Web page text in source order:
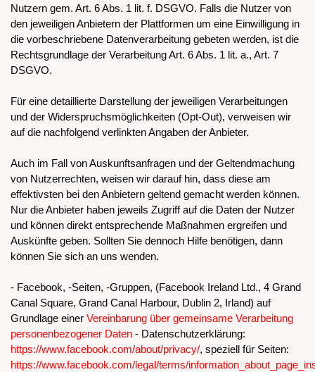
Nutzern gem. Art. 6 Abs. 1 lit. f. DSGVO. Falls die Nutzer von
den jeweiligen Anbietern der Plattformen um eine Einwilligung in
die vorbeschriebene Datenverarbeitung gebeten werden, ist die
Rechtsgrundlage der Verarbeitung Art. 6 Abs. 1 lit. a., Art. 7
DSGVO.
Für eine detaillierte Darstellung der jeweiligen Verarbeitungen
und der Widerspruchsmöglichkeiten (Opt-Out), verweisen wir
auf die nachfolgend verlinkten Angaben der Anbieter.
Auch im Fall von Auskunftsanfragen und der Geltendmachung
von Nutzerrechten, weisen wir darauf hin, dass diese am
effektivsten bei den Anbietern geltend gemacht werden können.
Nur die Anbieter haben jeweils Zugriff auf die Daten der Nutzer
und können direkt entsprechende Maßnahmen ergreifen und
Auskünfte geben. Sollten Sie dennoch Hilfe benötigen, dann
können Sie sich an uns wenden.
- Facebook, -Seiten, -Gruppen, (Facebook Ireland Ltd., 4 Grand
Canal Square, Grand Canal Harbour, Dublin 2, Irland) auf
Grundlage einer Vereinbarung über gemeinsame Verarbeitung
personenbezogener Daten - Datenschutzerklärung:
https://www.facebook.com/about/privacy/, speziell für Seiten:
https://www.facebook.com/legal/terms/